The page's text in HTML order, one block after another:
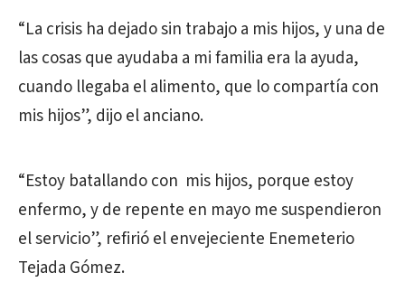
“La crisis ha dejado sin trabajo a mis hijos, y una de
las cosas que ayudaba a mi familia era la ayuda,
cuando llegaba el alimento, que lo compartía con
mis hijos”, dijo el anciano.
“Estoy batallando con mis hijos, porque estoy
enfermo, y de repente en mayo me suspendieron
el servicio”, refirió el envejeciente Enemeterio
Tejada Gómez.